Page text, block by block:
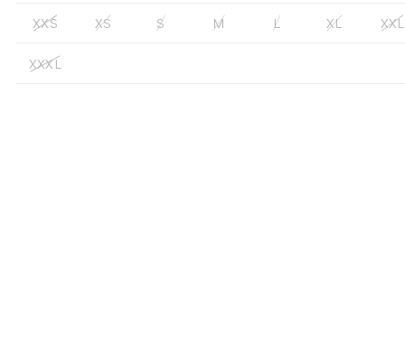
XXS XS S M L XL XXL
XXXL